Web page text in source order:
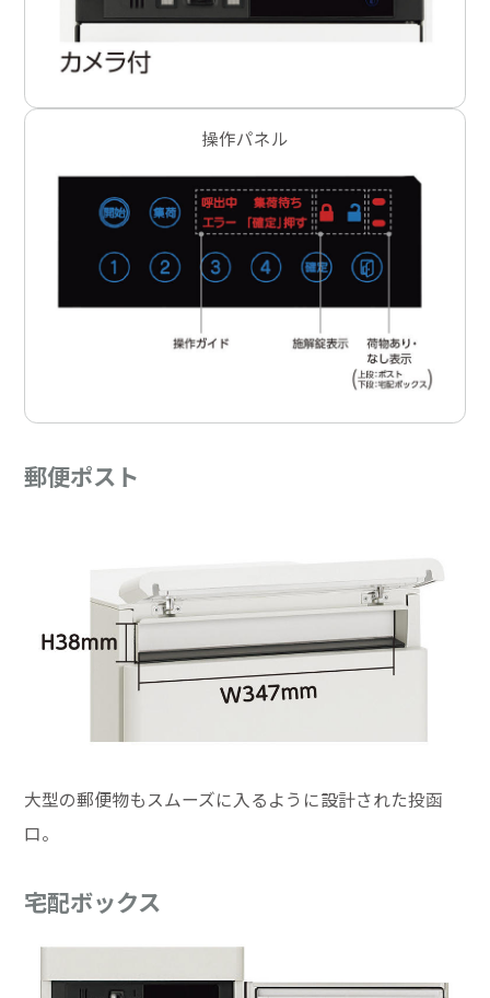
操作パネル
郵便ポスト
大型の郵便物もスムーズに入るように設計された投函
口。
宅配ボックス